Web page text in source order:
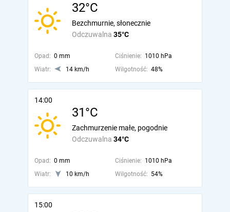
32°C
Odczuwalna 35°C
Bezchmurnie, słonecznie
Opad: 0 mm Ciśnienie: 1010 hPa
Wiatr:
14 km/h Wilgotność: 48%
14:00
31°C
Odczuwalna 34°C
Zachmurzenie małe, pogodnie
Opad: 0 mm Ciśnienie: 1010 hPa
Wiatr:
10 km/h Wilgotność: 54%
15:00